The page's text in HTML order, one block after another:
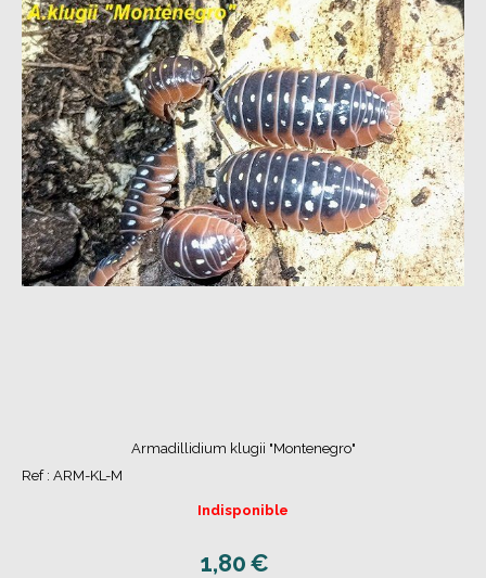
Armadillidium klugii "Montenegro"
Ref : ARM-KL-M
1,80€
Indisponible